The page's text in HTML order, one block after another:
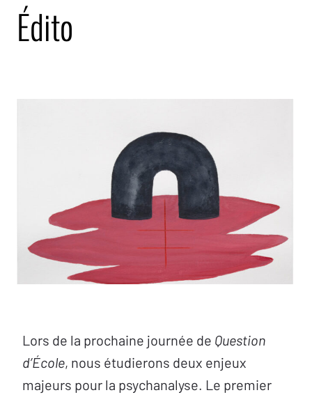
Édito
Lors de la prochaine journée de Question
d’École, nous étudierons deux enjeux
majeurs pour la psychanalyse. Le premier